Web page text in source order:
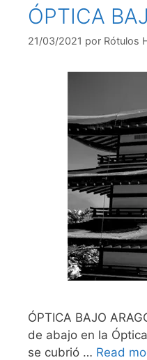
ÓPTICA
21/03/2021 por Rótulos
ÓPTICA BAJO
de abajo en la
se cubrió … Read